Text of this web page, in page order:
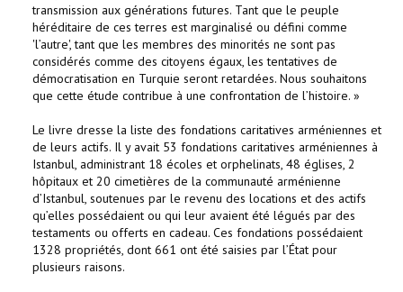
transmission aux générations futures. Tant que le peuple
héréditaire de ces terres est marginalisé ou défini comme
'l’autre', tant que les membres des minorités ne sont pas
considérés comme des citoyens égaux, les tentatives de
démocratisation en Turquie seront retardées. Nous souhaitons
que cette étude contribue à une confrontation de l’histoire. »
Le livre dresse la liste des fondations caritatives arméniennes et
de leurs actifs. Il y avait 53 fondations caritatives arméniennes à
Istanbul, administrant 18 écoles et orphelinats, 48 églises, 2
hôpitaux et 20 cimetières de la communauté arménienne
d’Istanbul, soutenues par le revenu des locations et des actifs
qu’elles possédaient ou qui leur avaient été légués par des
testaments ou offerts en cadeau. Ces fondations possédaient
1328 propriétés, dont 661 ont été saisies par l’État pour
plusieurs raisons.